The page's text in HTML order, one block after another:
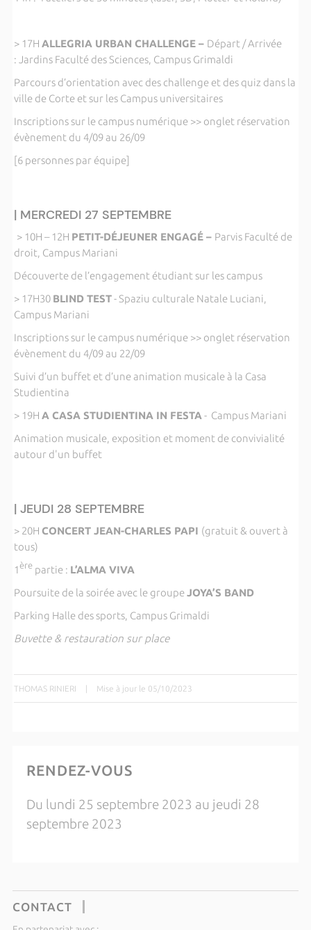
> 17H ALLEGRIA URBAN CHALLENGE – Départ / Arrivée
: Jardins Faculté des Sciences, Campus Grimaldi
Parcours d’orientation avec des challenge et des quiz dans la
ville de Corte et sur les Campus universitaires
Inscriptions sur le campus numérique >> onglet réservation
évènement du 4/09 au 26/09
[6 personnes par équipe]
| MERCREDI 27 SEPTEMBRE
> 10H – 12H PETIT-DÉJEUNER ENGAGÉ – Parvis Faculté de
droit, Campus Mariani
Découverte de l’engagement étudiant sur les campus
> 17H30 BLIND TEST- Spaziu culturale Natale Luciani,
Campus Mariani
Inscriptions sur le campus numérique >> onglet réservation
évènement du 4/09 au 22/09
Suivi d’un buffet et d’une animation musicale à la Casa
Studientina
> 19H A CASA STUDIENTINA IN FESTA - Campus Mariani
Animation musicale, exposition et moment de convivialité
autour d'un buffet
| JEUDI 28 SEPTEMBRE
> 20H CONCERT JEAN-CHARLES PAPI (gratuit & ouvert à
tous)
1 èrepartie : L’ALMA VIVA
Poursuite de la soirée avec le groupeJOYA’S BAND
Parking Halle des sports, Campus Grimaldi
Buvette & restauration sur place
THOMAS RINIERI | Mise à jour le 05/10/2023
RENDEZ-VOUS
Du lundi 25 septembre 2023 au jeudi 28
septembre 2023
CONTACT